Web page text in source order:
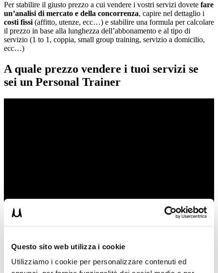
Questo sito web utilizza i cookie
Utilizziamo i cookie per personalizzare contenuti ed
Per stabilire il giusto prezzo a cui vendere i vostri servizi dovete fare
un’analisi di mercato e della concorrenza, capire nel dettaglio i
costi fissi (affitto, utenze, ecc…) e stabilire una formula per calcolare
il prezzo in base alla lunghezza dell’abbonamento e al tipo di
servizio (1 to 1, coppia, small group training, servizio a domicilio,
ecc…)
A quale prezzo vendere i tuoi servizi se
sei un Personal Trainer